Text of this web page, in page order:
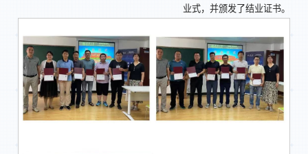
业式，并颁发了结业证书。